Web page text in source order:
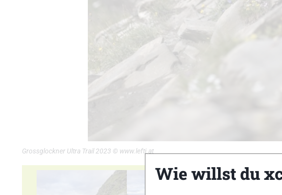
Grossglockner Ultra Trail 2023 © www.lefti.at
Wie willst du